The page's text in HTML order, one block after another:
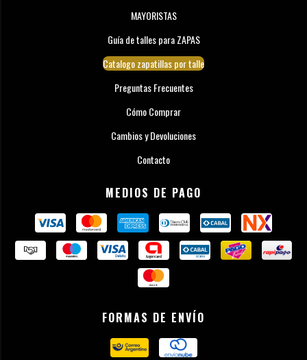
MAYORISTAS
Guía de talles para ZAPAS
Catalogo zapatillas por talle
Preguntas Frecuentes
Cómo Comprar
Cambios y Devoluciones
Contacto
MEDIOS DE PAGO
FORMAS DE ENVÍO